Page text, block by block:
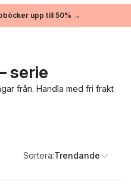
upp till 50% →
serie
från. Handla med fri frakt
Sortera:Trendande